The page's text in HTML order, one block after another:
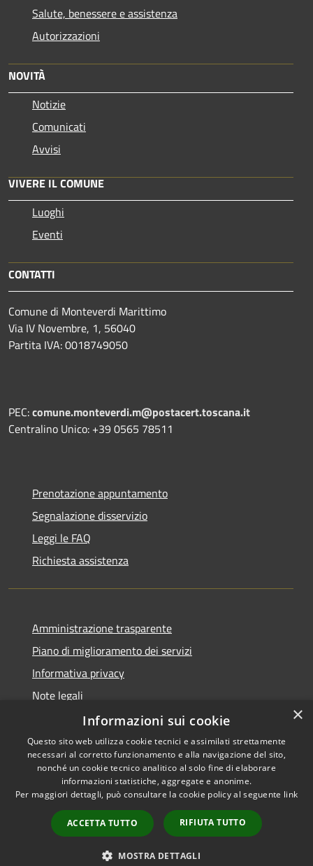
Salute, benessere e assistenza
Autorizzazioni
NOVITÀ
Notizie
Comunicati
Avvisi
VIVERE IL COMUNE
Luoghi
Eventi
CONTATTI
Comune di Monteverdi Marittimo
Via IV Novembre, 1, 56040
Partita IVA: 0018749050
PEC:comune.monteverdi.m@postacert.toscana.it
Centralino Unico: +39 0565 78511
Prenotazione appuntamento
Segnalazione disservizio
Leggi le FAQ
Richiesta assistenza
Amministrazione trasparente
Piano di miglioramento dei servizi
Informativa privacy
Note legali
Dichiarazione di accessibilità
RSS
Accessibilità
Copyright © 2026 • Comune di
Powered byMunicipium
Accesso redazione
×
Informazioni sui cookie
Questo sito web utilizza cookie tecnici e assimilati strettamente
necessari al corretto funzionamento e alla navigazione del sito,
nonché un cookie tecnico analitico al solo fine di elaborare
informazioni statistiche, aggregate e anonime.
Per maggiori dettagli, può consultare la cookie policy al seguente link
ACCETTA TUTTO RIFIUTA TUTTO
MOSTRA DETTAGLI